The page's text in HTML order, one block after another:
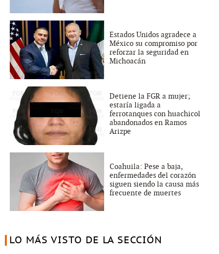
Estados Unidos agradece a
México su compromiso por
reforzar la seguridad en
Michoacán
Detiene la FGR a mujer;
estaría ligada a
ferrotanques con huachicol
abandonados en Ramos
Arizpe
Coahuila: Pese a baja,
enfermedades del corazón
siguen siendo la causa más
frecuente de muertes
LO MÁS VISTO DE LA SECCIÓN